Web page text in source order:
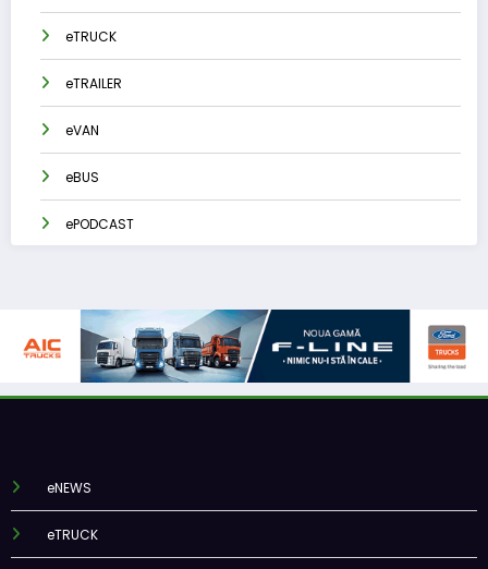
eTRUCK
eTRAILER
eVAN
eBUS
ePODCAST
eNEWS
eTRUCK